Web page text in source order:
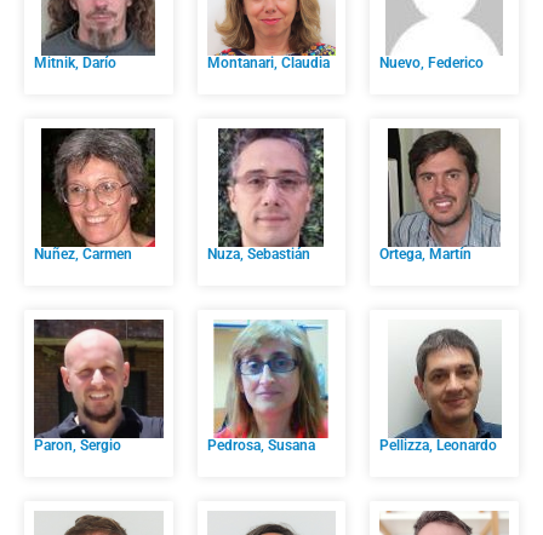
Mitnik, Darío Montanari, Claudia Nuevo, Federico
Nuñez, Carmen Nuza, Sebastián Ortega, Martín
Paron, Sergio Pedrosa, Susana Pellizza, Leonardo